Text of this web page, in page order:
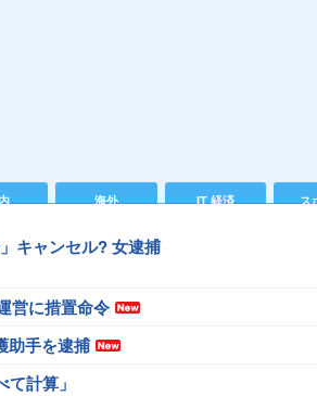
海外 IT 経済 ス
」キャンセル? 女逮捕
営に措置命令
助手を逮捕
計算」